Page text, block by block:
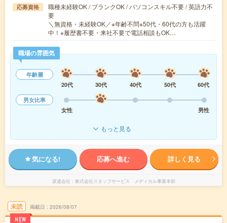
応募資格
職種未経験OK / ブランクOK / パソコンスキル不要 / 英語力不
要
＼無資格・未経験OK／※年齢不問※50代・60代の方も活躍
中！※履歴書不要・来社不要で電話相談もOK…
職場の雰囲気
年齢層
20代
30代 40代 50代
60代
男女比率
女性
男性
もっと見る
気になる! 応募へ進む 詳しく見る
派遣会社 株式会社スタッフサービス メディカル事業本部
未読
NEW
掲載日 2026/08/07